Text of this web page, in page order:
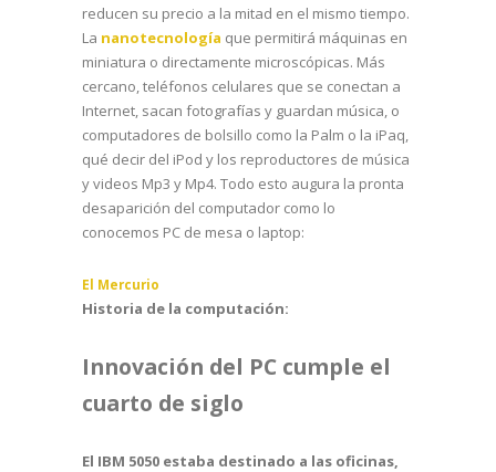
reducen su precio a la mitad en el mismo tiempo.
La nanotecnología que permitirá máquinas en
miniatura o directamente microscópicas. Más
cercano, teléfonos celulares que se conectan a
Internet, sacan fotografías y guardan música, o
computadores de bolsillo como la Palm o la iPaq,
qué decir del iPod y los reproductores de música
y videos Mp3 y Mp4. Todo esto augura la pronta
desaparición del computador como lo
conocemos PC de mesa o laptop:
El Mercurio
Historia de la computación:
Innovación del PC cumple el
cuarto de siglo
El IBM 5050 estaba destinado a las oficinas,